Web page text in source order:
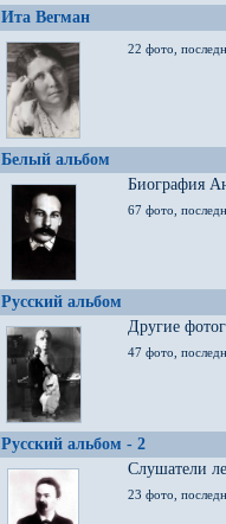
Ита Вегман
22 фото,
Белый альбом
Биография
67 фото,
Русский альбом
Другие
47 фото,
Русский альбом - 2
Cлушатели
23 фото,